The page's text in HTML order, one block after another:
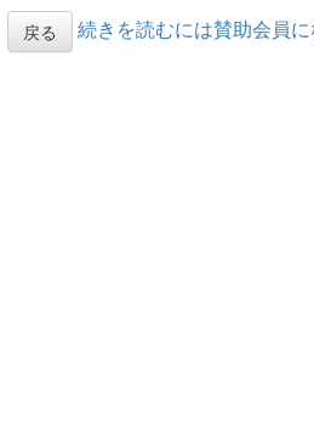
戻る
続きを読むには賛助会員